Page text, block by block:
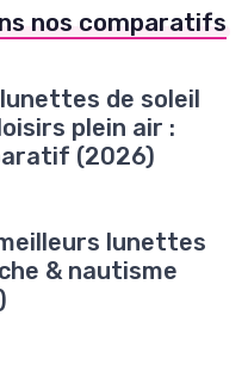
nos comparatifs
de soleil
plein air :
(2026)
lunettes
& nautisme